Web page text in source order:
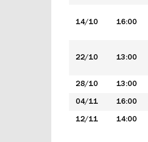
14/10 16:00
22/10 13:00
28/10 13:00
04/11 16:00
12/11 14:00